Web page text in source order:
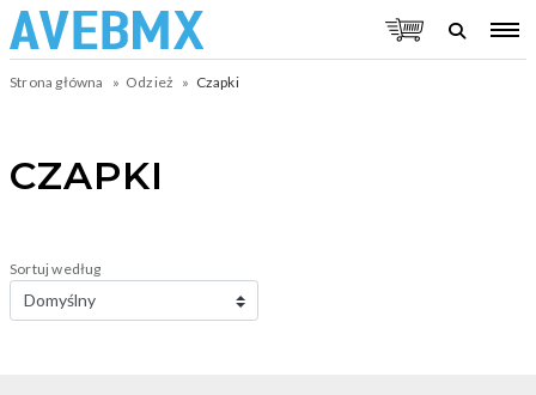
Strona główna Odzież Czapki
CZAPKI
Sortuj według